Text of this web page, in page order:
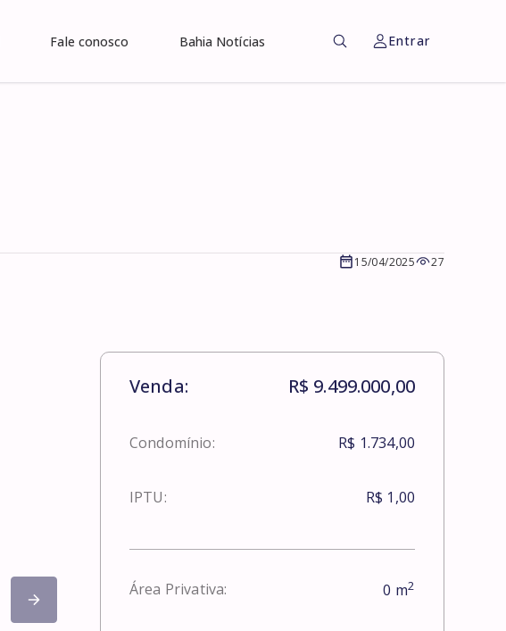
Fale conosco Bahia Notícias Entrar
15/04/2025 27
Venda: R$ 9.499.000,00
Condomínio: R$ 1.734,00
IPTU: R$ 1,00
Área Privativa: 0 m2